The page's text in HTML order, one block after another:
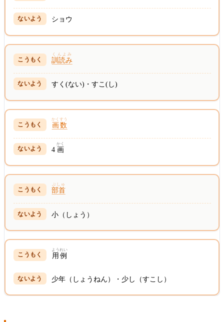
ショウ
訓読み
くんよみ
すく(ない)・すこ(し)
画数
かくすう
4画
かく
部首
ぶしゅ
小（しょう）
用例
ようれい
少年（しょうねん）・少し（すこし）